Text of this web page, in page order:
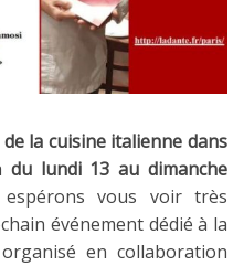
de la cuisine italienne dans
du lundi 13 au dimanche
vous voir très
événement dédié à la
en collaboration